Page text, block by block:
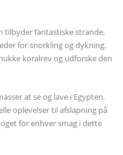
tilbyder fantastiske strande,
for snorkling og dykning.
koralrev og udforske den
at se og lave i Egypten.
oplevelser til afslapning på
for enhver smag i dette